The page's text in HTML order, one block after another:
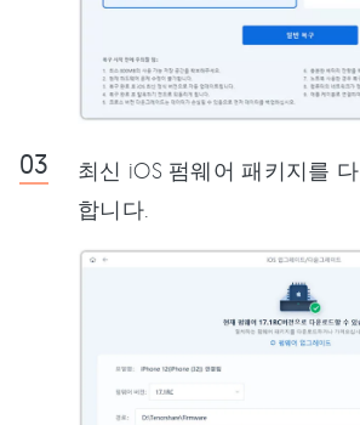
최신 iOS 펌웨어 패키지를
합니다.